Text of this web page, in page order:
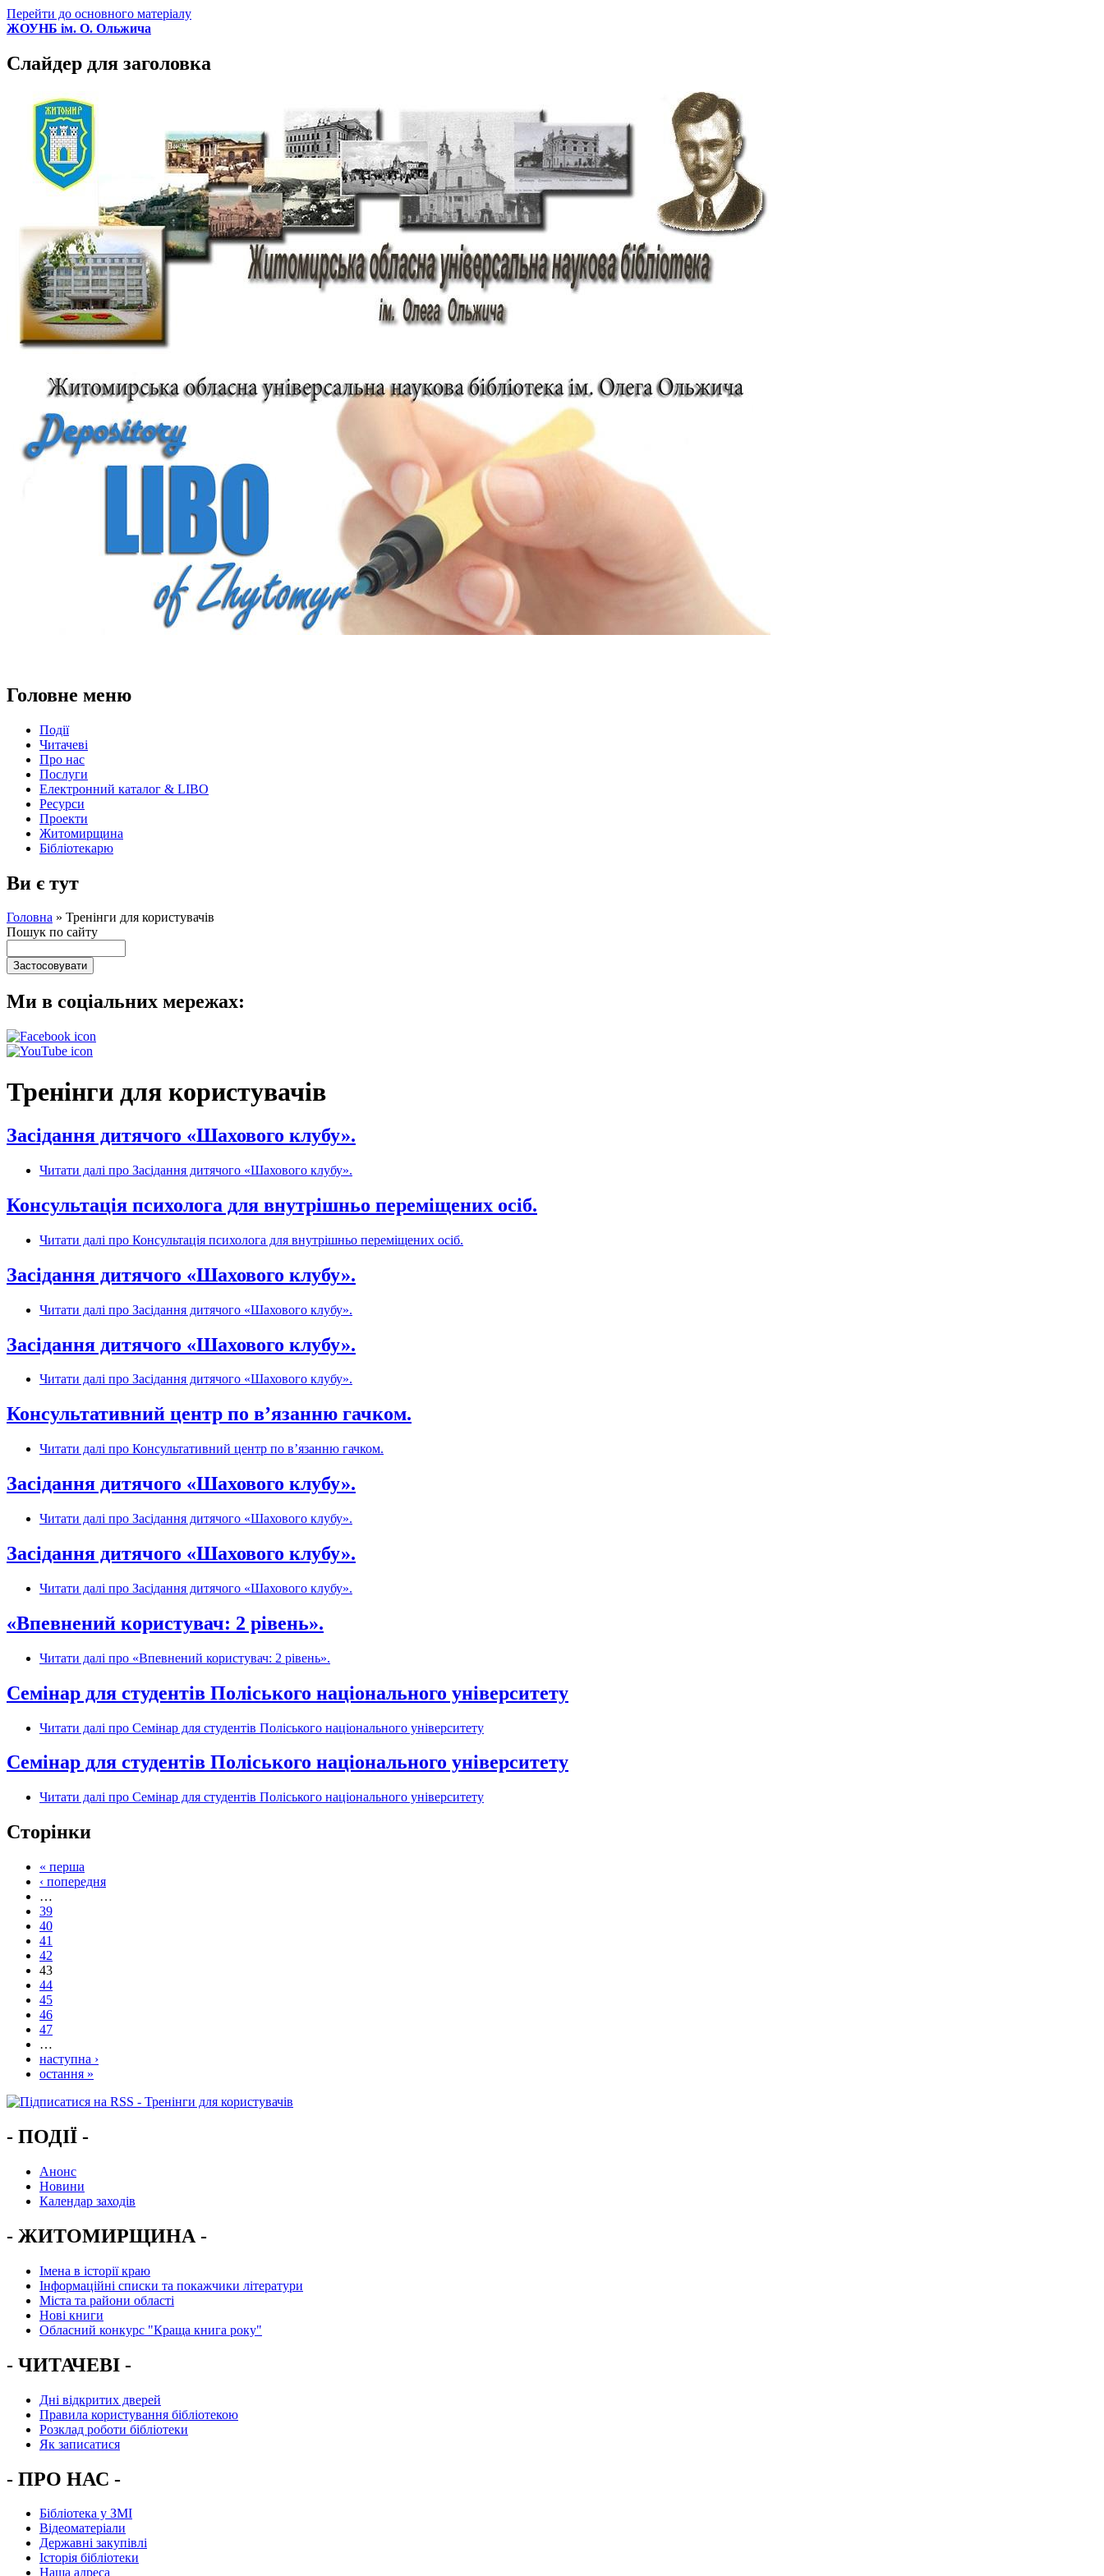
Перейти до основного матеріалу
ЖОУНБ ім. О. Ольжича
Слайдер для заголовка
Головне меню
Події
Читачеві
Про нас
Послуги
Електронний каталог & LIBO
Ресурси
Проекти
Житомирщина
Бібліотекарю
Ви є тут
Головна » Тренінги для користувачів
Пошук по сайту
Ми в соціальних мережах:
Тренінги для користувачів
Засідання дитячого «Шахового клубу».
Читати далі про Засідання дитячого «Шахового клубу».
Консультація психолога для внутрішньо переміщених осіб.
Читати далі про Консультація психолога для внутрішньо переміщених осіб.
Засідання дитячого «Шахового клубу».
Читати далі про Засідання дитячого «Шахового клубу».
Засідання дитячого «Шахового клубу».
Читати далі про Засідання дитячого «Шахового клубу».
Консультативний центр по в’язанню гачком.
Читати далі про Консультативний центр по в’язанню гачком.
Засідання дитячого «Шахового клубу».
Читати далі про Засідання дитячого «Шахового клубу».
Засідання дитячого «Шахового клубу».
Читати далі про Засідання дитячого «Шахового клубу».
«Впевнений користувач: 2 рівень».
Читати далі про «Впевнений користувач: 2 рівень».
Семінар для студентів Поліського національного університету
Читати далі про Семінар для студентів Поліського національного університету
Семінар для студентів Поліського національного університету
Читати далі про Семінар для студентів Поліського національного університету
Сторінки
« перша
‹ попередня
…
39
40
41
42
43
44
45
46
47
…
наступна ›
остання »
- ПОДІЇ -
Анонс
Новини
Календар заходів
- ЖИТОМИРЩИНА -
Імена в історії краю
Інформаційні списки та покажчики літератури
Міста та райони області
Нові книги
Обласний конкурс "Краща книга року"
- ЧИТАЧЕВІ -
Дні відкритих дверей
Правила користування бібліотекою
Розклад роботи бібліотеки
Як записатися
- ПРО НАС -
Бібліотека у ЗМІ
Відеоматеріали
Державні закупівлі
Історія бібліотеки
Наша адреса